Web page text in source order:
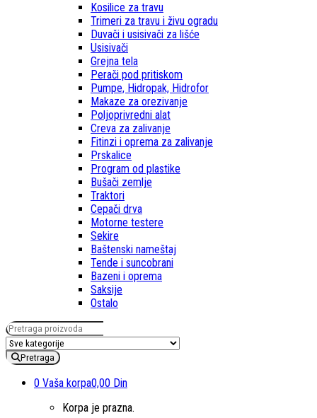
Kosilice za travu
Trimeri za travu i živu ogradu
Duvači i usisivači za lišće
Usisivači
Grejna tela
Perači pod pritiskom
Pumpe, Hidropak, Hidrofor
Makaze za orezivanje
Poljoprivredni alat
Creva za zalivanje
Fitinzi i oprema za zalivanje
Prskalice
Program od plastike
Bušači zemlje
Traktori
Cepači drva
Motorne testere
Sekire
Baštenski nameštaj
Tende i suncobrani
Bazeni i oprema
Saksije
Ostalo
Pretraga za:
Pretraga
0 Vaša korpa0,00 Din
Korpa je prazna.